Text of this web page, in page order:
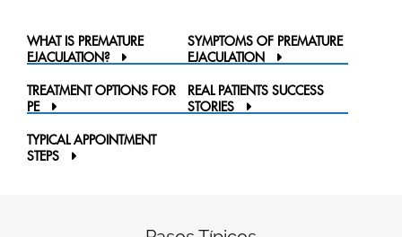
WHAT IS PREMATURE
EJACULATION?
SYMPTOMS OF PREMATURE
EJACULATION
TREATMENT OPTIONS FOR
PE
REAL PATIENTS SUCCESS
STORIES
TYPICAL APPOINTMENT
STEPS